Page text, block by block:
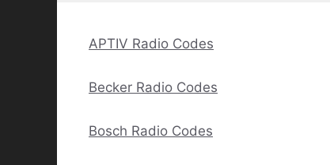
APTIV Radio Codes
Becker Radio Codes
Bosch Radio Codes